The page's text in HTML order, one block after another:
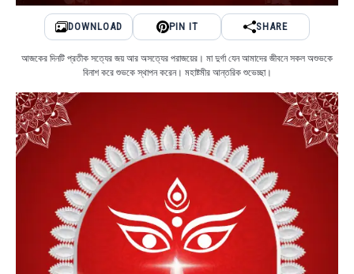
DOWNLOAD PIN IT SHARE
আজকের দিনটি প্রতীক সত্যের জয় আর অসত্যের পরাজয়ের। মা দুর্গা যেন আমাদের জীবনে সকল অশুভকে
বিনাশ করে শুভকে স্থাপন করেন। মহাষ্টমীর আন্তরিক শুভেচ্ছা।